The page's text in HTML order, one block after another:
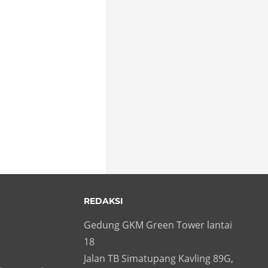
REDAKSI
Gedung GKM Green Tower lantai
18
Jalan TB Simatupang Kavling 89G,